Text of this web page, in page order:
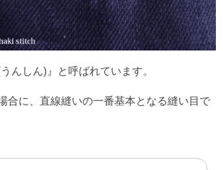
んしん)』と呼ばれています。
合に、直線縫いの一番基本となる縫い目で